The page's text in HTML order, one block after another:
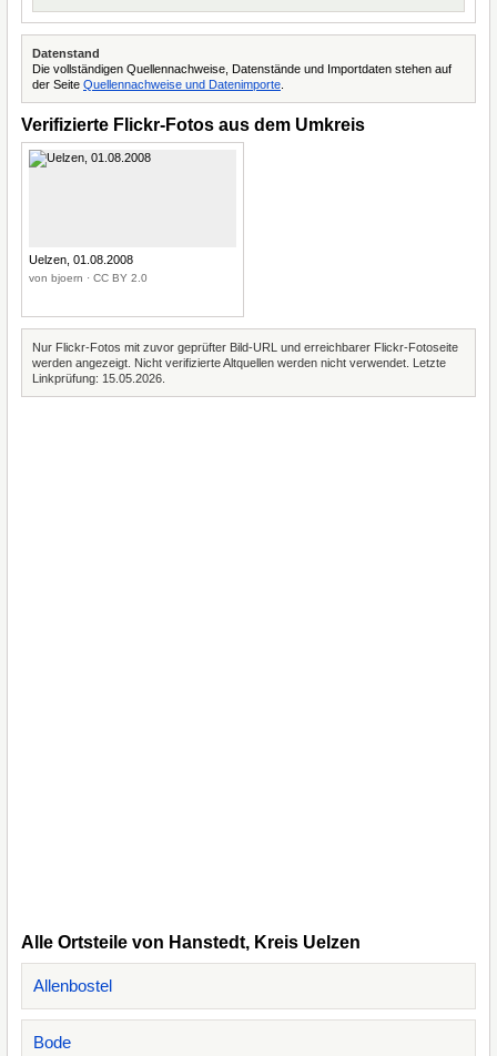
Datenstand
Die vollständigen Quellennachweise, Datenstände und Importdaten stehen auf
der Seite Quellennachweise und Datenimporte
Verifizierte Flickr-Fotos aus dem Umkreis
Uelzen, 01.08.2008
von bjoern · CC BY 2.0
Nur Flickr-Fotos mit zuvor geprüfter Bild-URL und erreichbarer Flickr-Fotoseite
werden angezeigt. Nicht verifizierte Altquellen werden nicht verwendet. Letzte
Linkprüfung: 15.05.2026.
Alle Ortsteile von Hanstedt, Kreis Uelzen
Allenbostel
Bode